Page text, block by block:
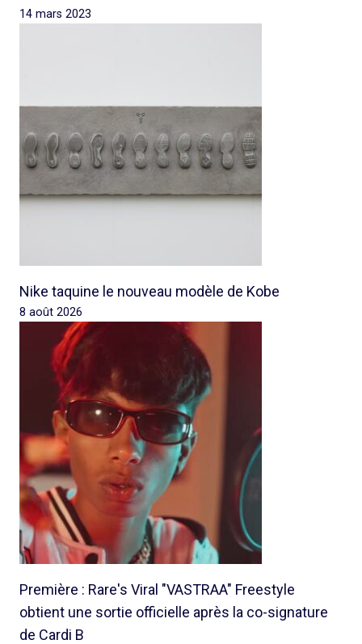
14 mars 2023
Nike taquine le nouveau modèle de Kobe
8 août 2026
Première : Rare's Viral "VASTRAA" Freestyle
obtient une sortie officielle après la co-signature
de Cardi B